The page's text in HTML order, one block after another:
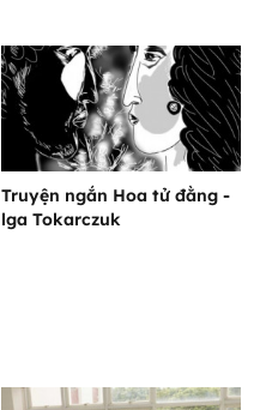
Truyện ngắn Hoa tử đằng -
lga Tokarczuk